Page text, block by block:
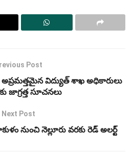
Post
అప్రమత్తమైన విద్యుత్‌ శాఖ అధికారులు
జాగ్రత్త సూచనలు
Next Post
నుంచి నెల్లూరు వరకు రెడ్‌ అలర్ట్‌